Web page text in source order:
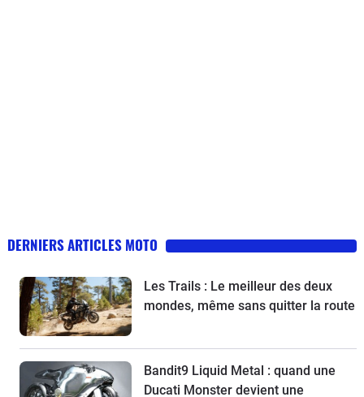
DERNIERS ARTICLES MOTO
Les Trails : Le meilleur des deux
mondes, même sans quitter la route
Bandit9 Liquid Metal : quand une
Ducati Monster devient une